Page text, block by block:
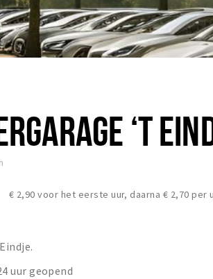
‘T
€ 2,90 voor het eerste uur, daarna € 2,70 per
uur geopend